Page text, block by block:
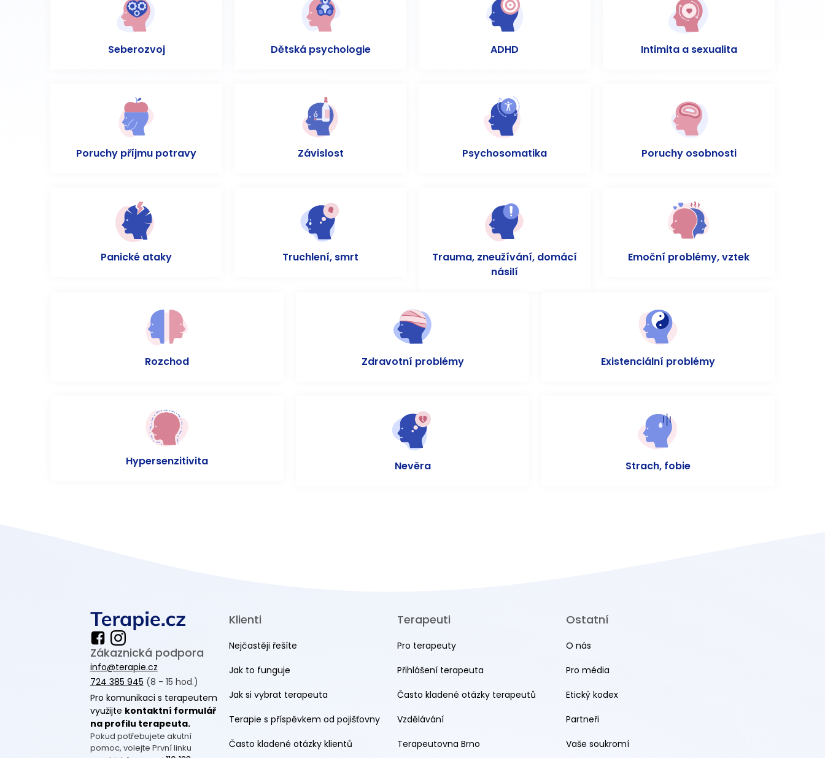
Seberozvoj Dětská psychologie ADHD Intimita a sexualita
Poruchy příjmu potravy Závislost Psychosomatika Poruchy osobnosti
Panické ataky Truchlení, smrt
Trauma, zneužívání, domácí
násilí
Emoční problémy, vztek
Rozchod Zdravotní problémy Existenciální problémy
Hypersenzitivita Nevěra Strach, fobie
Zákaznická podpora
info@terapie.cz
724 385 945 (8 - 15 hod.)
Pro komunikaci s terapeutem
využijte kontaktní formulář
na profilu terapeuta.
Pokud potřebujete akutní
pomoc, volejte První linku
Klienti
Nejčastěji řešíte
Jak to funguje
Jak si vybrat terapeuta
Terapie s příspěvkem od pojišťovny
Často kladené otázky klientů
Terapeuti
Pro terapeuty
Přihlášení terapeuta
Často kladené otázky terapeutů
Vzdělávání
Terapeutovna Brno
Ostatní
O nás
Pro média
Etický kodex
Partneři
Vaše soukromí